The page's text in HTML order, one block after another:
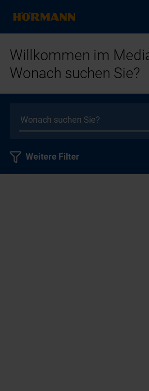
Willkommen im
Wonach suchen Sie?
Weitere Filter